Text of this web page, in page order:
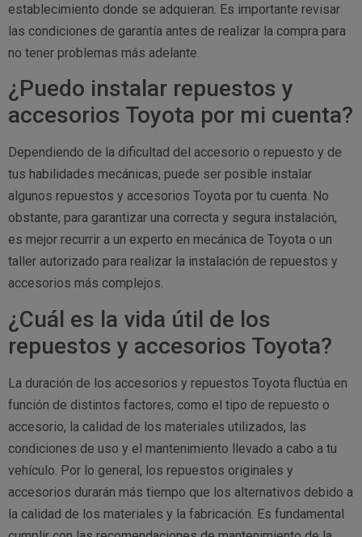
establecimiento donde se adquieran. Es importante revisar
las condiciones de garantía antes de realizar la compra para
no tener problemas más adelante.
¿Puedo instalar repuestos y
accesorios Toyota por mi cuenta?
Dependiendo de la dificultad del accesorio o repuesto y de
tus habilidades mecánicas, puede ser posible instalar
algunos repuestos y accesorios Toyota por tu cuenta. No
obstante, para garantizar una correcta y segura instalación,
es mejor recurrir a un experto en mecánica de Toyota o un
taller autorizado para realizar la instalación de repuestos y
accesorios más complejos.
¿Cuál es la vida útil de los
repuestos y accesorios Toyota?
La duración de los accesorios y repuestos Toyota fluctúa en
función de distintos factores, como el tipo de repuesto o
accesorio, la calidad de los materiales utilizados, las
condiciones de uso y el mantenimiento llevado a cabo a tu
vehículo. Por lo general, los repuestos originales y
accesorios durarán más tiempo que los alternativos debido a
la calidad de los materiales y la fabricación. Es fundamental